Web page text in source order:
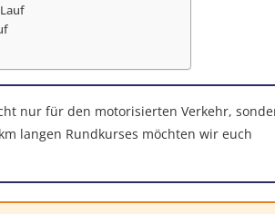
nur für den motorisierten Verkehr,
langen Rundkurses möchten wir euch